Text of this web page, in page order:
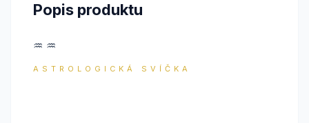
Popis produktu
♒ ♒
ASTROLOGICKÁ SVÍČKA